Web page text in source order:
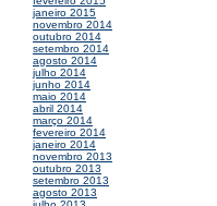
janeiro 2015
novembro 2014
outubro 2014
setembro 2014
agosto 2014
julho 2014
junho 2014
maio 2014
abril 2014
março 2014
fevereiro 2014
janeiro 2014
novembro 2013
outubro 2013
setembro 2013
agosto 2013